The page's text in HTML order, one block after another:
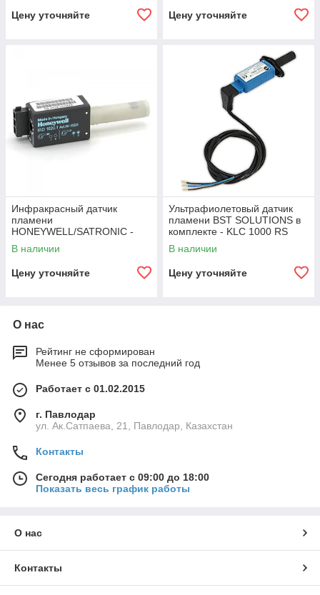
Цену уточняйте Цену уточняйте
Инфракрасный датчик
пламени
HONEYWELL/SATRONIC -
IRD 1020.1
В наличии
Цену уточняйте
Ультрафиолетовый датчик
пламени BST SOLUTIONS в
комплекте - KLC 1000 RS
В наличии
Цену уточняйте
О нас
Рейтинг не сформирован
Менее 5 отзывов за последний год
Работает с 01.02.2015
г. Павлодар
ул. Ак.Сатпаева, 21, Павлодар, Казахстан
Контакты
Сегодня работает с 09:00 до 18:00
Показать весь график работы
О нас
Контакты